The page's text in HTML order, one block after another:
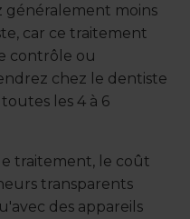
généralement moins
car ce traitement
contrôle ou
chez le dentiste
les 4 à 6
traitement, le coût
transparents
des appareils